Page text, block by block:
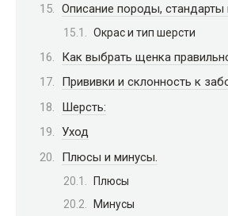
Описание породы, стандарты
Окрас и тип шерсти
Как выбрать щенка
Прививки и склонность к
Шерсть:
Уход
Плюсы и минусы.
Плюсы
Минусы